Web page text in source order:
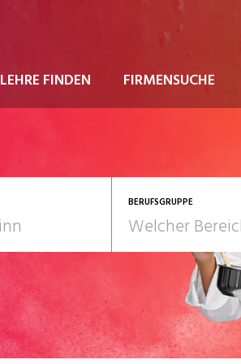
LEHRE FINDEN FIRMENSUCHE
BERUFSGRUPPE
Gesundheit/Pflege/Soziales
Kultur